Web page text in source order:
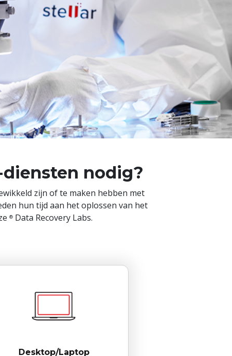
diensten nodig?
zijn of te maken hebben met
hun tijd aan het oplossen van het
® Data Recovery Labs.
Desktop/Laptop